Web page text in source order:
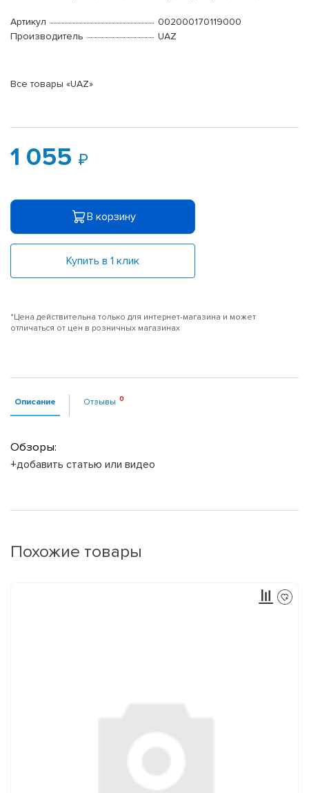
Артикул
002000170119000
Производитель
UAZ
Все товары «UAZ»
1 055
В корзину
Купить в 1 клик
*Цена действительна только для интернет-магазина и может
отличаться от цен в розничных магазинах
Описание Отзывы
Обзоры:
+добавить статью или видео
Похожие товары